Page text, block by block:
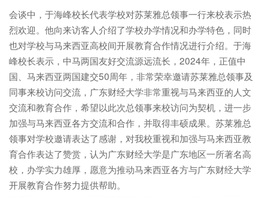
会谈中，于海峰校长代表学校对苏莱雅总领事一行来校表示热
烈欢迎。他向来访客人介绍了学校办学情况和办学特色，同时
也对学校与马来西亚高校间开展教育合作情况进行介绍。于海
峰校长表示，中马两国友好交流源远流长，2024年，正值中
国、马来西亚两国建交50周年，非常荣幸邀请苏莱雅总领事及
同事来校访问交流，广东财经大学非常重视与马来西亚的人文
交流和教育合作，希望以此次总领事来校访问为契机，进一步
加强与马来西亚各方交流和合作，并取得丰硕成果。苏莱雅总
领事对学校邀请表达了感谢，对我校重视和加强与马来西亚教
育合作表达了赞赏，认为广东财经大学是广东地区一所著名高
校，办学实力雄厚，愿意为推动马来西亚各方与广东财经大学
开展教育合作努力提供帮助。